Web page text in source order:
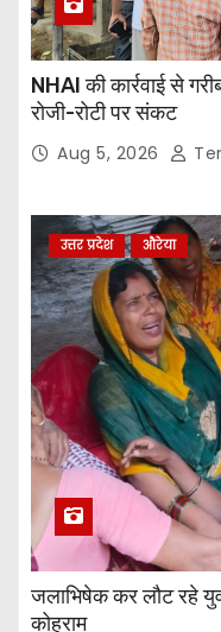
NHAI की कार्रवाई से
रोजी-रोटी पर संकट
Aug 5, 2026
उत्तर प्रदेश औरेया
जलाभिषेक कर लौट रहे
कोहराम